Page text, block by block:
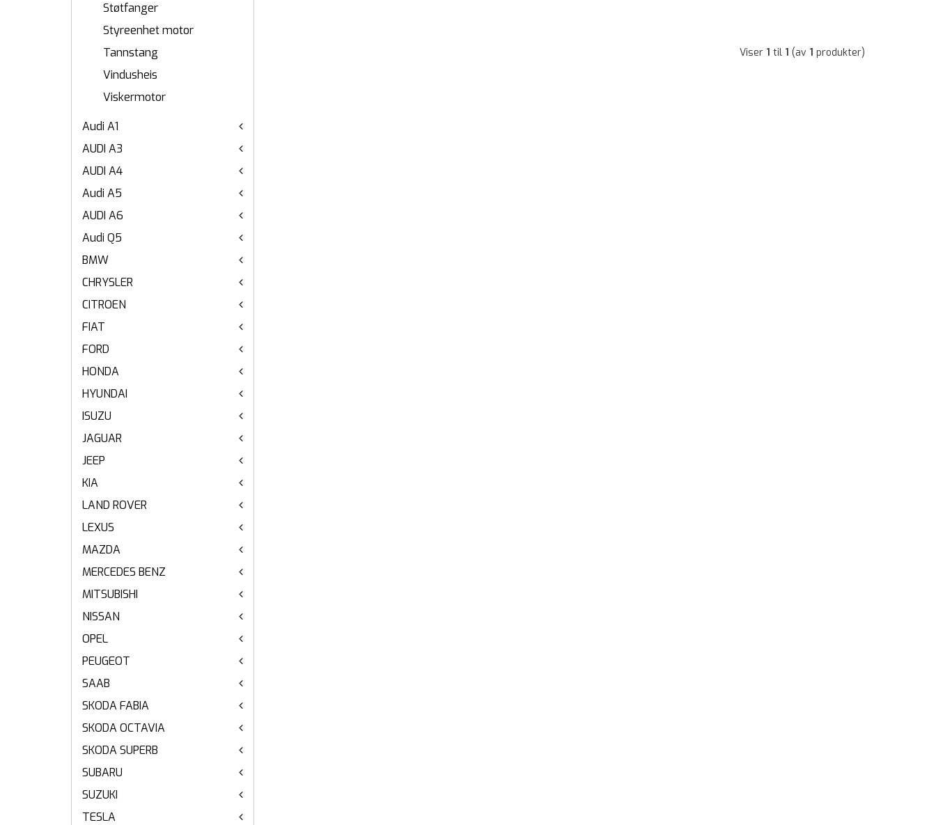
Støtfanger
Styreenhet motor
Tannstang
Vindusheis
Viskermotor
Audi A1
AUDI A3
AUDI A4
Audi A5
AUDI A6
Audi Q5
BMW
CHRYSLER
CITROEN
FIAT
FORD
HONDA
HYUNDAI
ISUZU
JAGUAR
JEEP
KIA
LAND ROVER
LEXUS
MAZDA
MERCEDES BENZ
MITSUBISHI
NISSAN
OPEL
PEUGEOT
SAAB
SKODA FABIA
SKODA OCTAVIA
SKODA SUPERB
SUBARU
SUZUKI
TESLA
Viser 1 til 1 (av 1 produkter)